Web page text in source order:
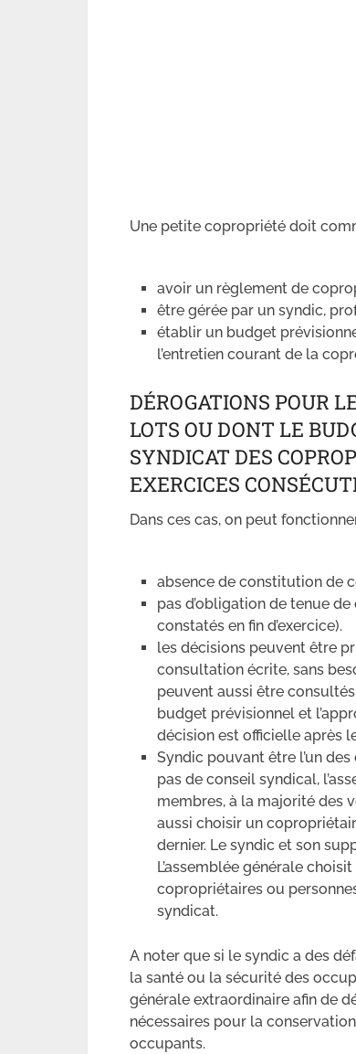
Une petite copropriété doit
avoir un règlement de
être gérée par un syndic,
établir un budget
l’entretien courant de la
DÉROGATIONS POUR
LOTS OU DONT LE
SYNDICAT DES
EXERCICES
Dans ces cas, on peut
absence de constitution de
pas d’obligation de tenue
constatés en fin d’exercice).
les décisions peuvent être
consultation écrite, sans
peuvent aussi être
budget prévisionnel et
décision est officielle après
Syndic pouvant être l’un
pas de conseil syndical,
membres, à la majorité des
aussi choisir un
dernier. Le syndic et son
L’assemblée générale
copropriétaires ou
syndicat.
A noter que si le syndic a des
la santé ou la sécurité des
générale extraordinaire afin de
nécessaires pour la
occupants.